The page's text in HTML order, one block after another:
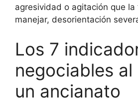
agresividad o agitación que
manejar, desorientación
Los 7
negociables al
un ancianato